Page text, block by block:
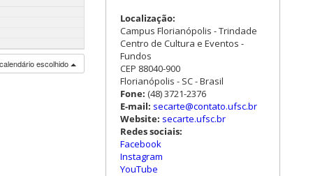
escolhido
Localização:
Campus Florianópolis - Trindade
Centro de Cultura e Eventos -
Fundos
CEP 88040-900
Florianópolis - SC - Brasil
Fone: (48) 3721-2376
E-mail: secarte@contato.ufsc.br
Website: secarte.ufsc.br
Redes sociais:
Facebook
Instagram
YouTube